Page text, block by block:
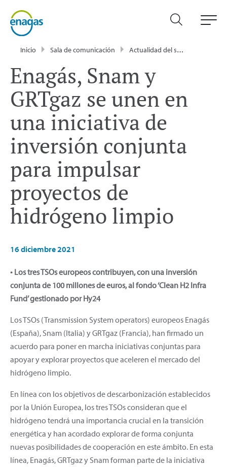
Inicio Sala de comunicación Actualidad del sector energético - Enagás
Enagás, Snam y
GRTgaz se unen en
una iniciativa de
inversión conjunta
para impulsar
proyectos de
hidrógeno limpio
16 diciembre 2021
• Los tres TSOs europeos contribuyen, con una inversión
conjunta de 100 millones de euros, al fondo ‘Clean H2 Infra
Fund’ gestionado por Hy24
Los TSOs (Transmission System operators) europeos Enagás
(España), Snam (Italia) y GRTgaz (Francia), han firmado un
acuerdo para poner en marcha iniciativas conjuntas para
apoyar y explorar proyectos que aceleren el mercado del
hidrógeno limpio.
En línea con los objetivos de descarbonización establecidos
por la Unión Europea, los tres TSOs consideran que el
hidrógeno tendrá una importancia crucial en la transición
energética y han acordado explorar de forma conjunta
nuevas posibilidades de cooperación en este ámbito. En esta
línea, Enagás, GRTgaz y Snam forman parte de la iniciativa